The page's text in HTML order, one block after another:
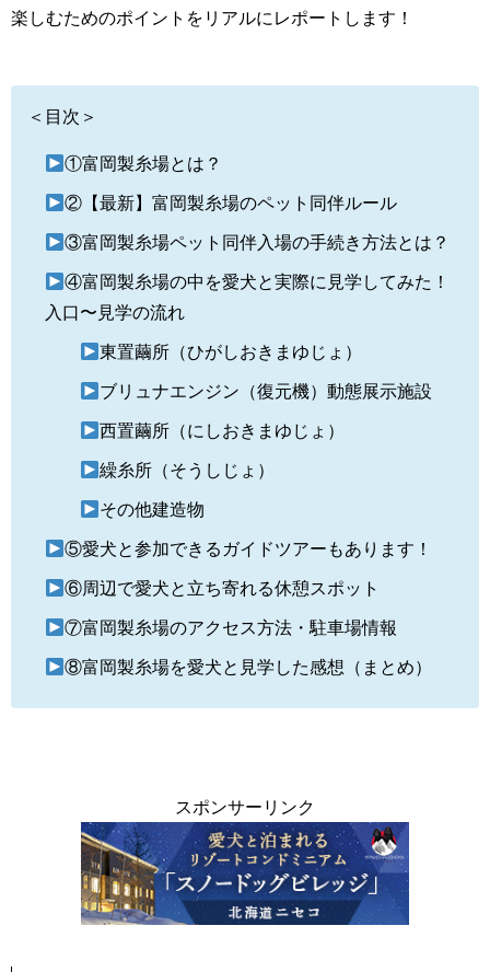
楽しむためのポイントをリアルにレポートします！
＜目次＞
①富岡製糸場とは？
②【最新】富岡製糸場のペット同伴ルール
③富岡製糸場ペット同伴入場の手続き方法とは？
④富岡製糸場の中を愛犬と実際に見学してみた！
入口〜見学の流れ
東置繭所（ひがしおきまゆじょ）
ブリュナエンジン（復元機）動態展示施設
西置繭所（にしおきまゆじょ）
繰糸所（そうしじょ）
その他建造物
⑤愛犬と参加できるガイドツアーもあります！
⑥周辺で愛犬と立ち寄れる休憩スポット
⑦富岡製糸場のアクセス方法・駐車場情報
⑧富岡製糸場を愛犬と見学した感想（まとめ）
スポンサーリンク